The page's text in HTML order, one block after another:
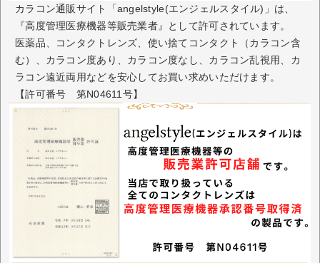
UVカット / 保
湿成分
有 / 有
0.08mm（PWR-3.00の場合）
含水率 58％
製造国 台湾
医療機器承認
番号
22800BZI00037A01
製造販売元
株式会社サンシティ
カラコン通販サイト「angelstyle(エンジェルスタイル)」は、
『高度管理医療機器等販売業者』として許可されています。
医薬品、コンタクトレンズ、使い捨てコンタクト（カラコン含
む）、カラコン度あり、カラコン度なし、カラコン乱視用、カ
ラコン遠近両用などを安心してお買い求めいただけます。
【許可番号 第N04611号】